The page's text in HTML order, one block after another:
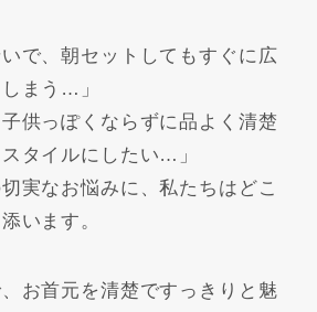
いで、朝セットしてもすぐに広
まう…」
子供っぽくならずに品よく清楚
タイルにしたい…」
実なお悩みに、私たちはどこ
います。
お首元を清楚ですっきりと魅